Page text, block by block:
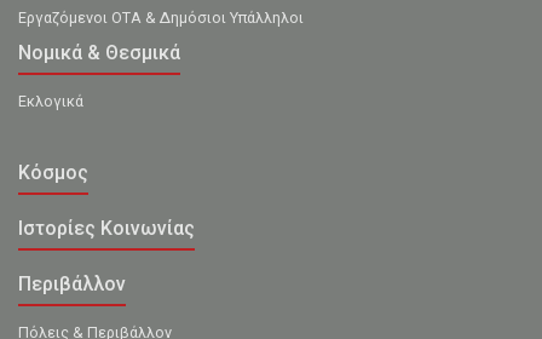
Εργαζόμενοι ΟΤΑ & Δημόσιοι Υπάλληλοι
Νομικά & Θεσμικά
Εκλογικά
Κόσμος
Ιστορίες Κοινωνίας
Περιβάλλον
Πόλεις & Περιβάλλον